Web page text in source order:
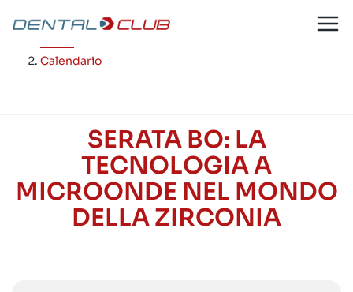
contenuto
Calendario
SERATA BO: LA
TECNOLOGIA A
MICROONDE NEL MONDO
DELLA ZIRCONIA